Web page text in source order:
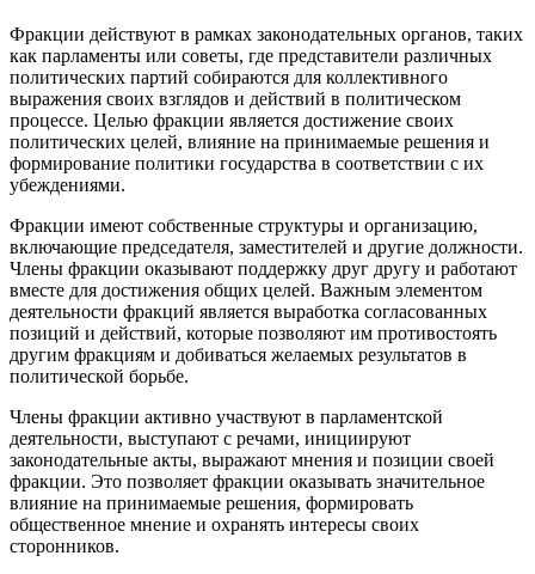
Фракции действуют в рамках законодательных органов, таких
как парламенты или советы, где представители различных
политических партий собираются для коллективного
выражения своих взглядов и действий в политическом
процессе. Целью фракции является достижение своих
политических целей, влияние на принимаемые решения и
формирование политики государства в соответствии с их
убеждениями.
Фракции имеют собственные структуры и организацию,
включающие председателя, заместителей и другие должности.
Члены фракции оказывают поддержку друг другу и работают
вместе для достижения общих целей. Важным элементом
деятельности фракций является выработка согласованных
позиций и действий, которые позволяют им противостоять
другим фракциям и добиваться желаемых результатов в
политической борьбе.
Члены фракции активно участвуют в парламентской
деятельности, выступают с речами, инициируют
законодательные акты, выражают мнения и позиции своей
фракции. Это позволяет фракции оказывать значительное
влияние на принимаемые решения, формировать
общественное мнение и охранять интересы своих
сторонников.